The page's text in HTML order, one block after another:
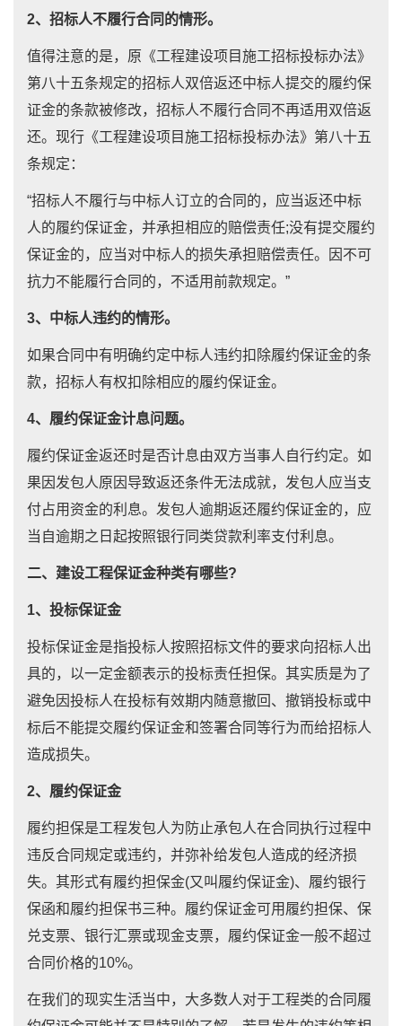
2、招标人不履行合同的情形。
值得注意的是，原《工程建设项目施工招标投标办法》
第八十五条规定的招标人双倍返还中标人提交的履约保
证金的条款被修改，招标人不履行合同不再适用双倍返
还。现行《工程建设项目施工招标投标办法》第八十五
条规定：
“招标人不履行与中标人订立的合同的，应当返还中标
人的履约保证金，并承担相应的赔偿责任;没有提交履约
保证金的，应当对中标人的损失承担赔偿责任。因不可
抗力不能履行合同的，不适用前款规定。”
3、中标人违约的情形。
如果合同中有明确约定中标人违约扣除履约保证金的条
款，招标人有权扣除相应的履约保证金。
4、履约保证金计息问题。
履约保证金返还时是否计息由双方当事人自行约定。如
果因发包人原因导致返还条件无法成就，发包人应当支
付占用资金的利息。发包人逾期返还履约保证金的，应
当自逾期之日起按照银行同类贷款利率支付利息。
二、建设工程保证金种类有哪些?
1、投标保证金
投标保证金是指投标人按照招标文件的要求向招标人出
具的，以一定金额表示的投标责任担保。其实质是为了
避免因投标人在投标有效期内随意撤回、撤销投标或中
标后不能提交履约保证金和签署合同等行为而给招标人
造成损失。
2、履约保证金
履约担保是工程发包人为防止承包人在合同执行过程中
违反合同规定或违约，并弥补给发包人造成的经济损
失。其形式有履约担保金(又叫履约保证金)、履约银行
保函和履约担保书三种。履约保证金可用履约担保、保
兑支票、银行汇票或现金支票，履约保证金一般不超过
合同价格的10%。
在我们的现实生活当中，大多数人对于工程类的合同履